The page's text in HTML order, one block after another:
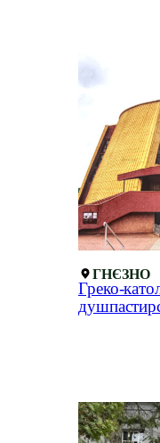
ГНЄЗНО
Греко-